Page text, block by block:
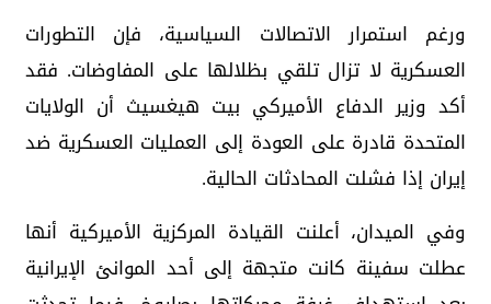
ورغم استمرار الاتصالات السياسية، فإن التطورات
العسكرية لا تزال تلقي بظلالها على المفاوضات. فقد
أكد وزير الدفاع الأميركي بيت هيغسيث أن الولايات
المتحدة قادرة على العودة إلى العمليات العسكرية ضد
إيران إذا فشلت المحادثات الحالية.
وفي الميدان، أعلنت القيادة المركزية الأميركية أنها
عطلت سفينة كانت متجهة إلى أحد الموانئ الإيرانية